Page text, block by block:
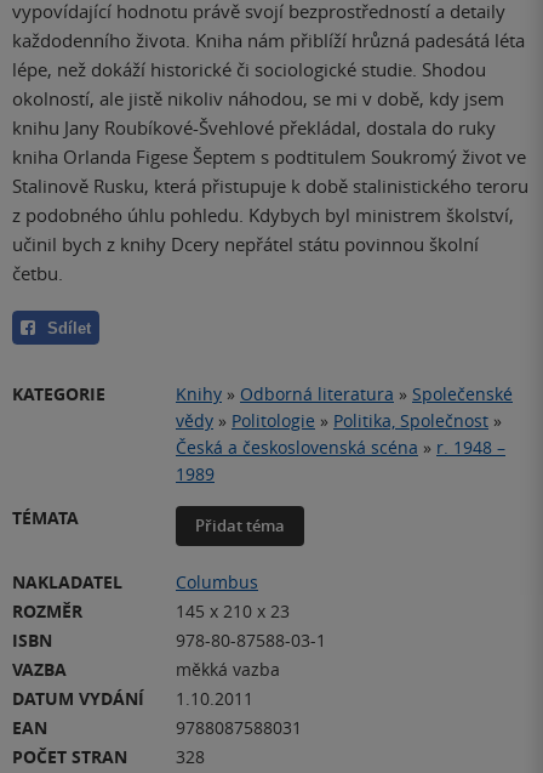
vypovídající hodnotu právě svojí bezprostředností a detaily
každodenního života. Kniha nám přiblíží hrůzná padesátá léta
lépe, než dokáží historické či sociologické studie. Shodou
okolností, ale jistě nikoliv náhodou, se mi v době, kdy jsem
knihu Jany Roubíkové-Švehlové překládal, dostala do ruky
kniha Orlanda Figese Šeptem s podtitulem Soukromý život ve
Stalinově Rusku, která přistupuje k době stalinistického teroru
z podobného úhlu pohledu. Kdybych byl ministrem školství,
učinil bych z knihy Dcery nepřátel státu povinnou školní
četbu.
Sdílet
KATEGORIE Knihy » Odborná literatura » Společenské
vědy » Politologie » Politika, Společnost »
Česká a československá scéna » r. 1948 –
1989
TÉMATA
Přidat téma
NAKLADATEL
Columbus
ROZMĚR
145 x 210 x 23
ISBN
978-80-87588-03-1
VAZBA
měkká vazba
DATUM VYDÁNÍ
1.10.2011
EAN
9788087588031
POČET STRAN
328